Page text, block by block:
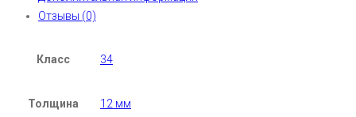
Отзывы (0)
Класс 34
Толщина 12 мм